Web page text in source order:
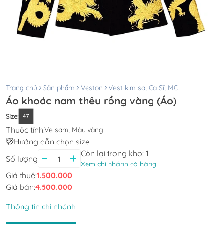
Trang chủ Sản phẩm Veston Vest kim sa, Ca Sĩ, MC
Áo khoác nam thêu rồng vàng (Áo)
Size: 47
Thuộc tính:Ve sam, Màu vàng
Hướng dẫn chọn size
Số lượng
Còn lại trong kho: 1
Xem chi nhánh có hàng
Giá thuê:1.500.000
Giá bán:4.500.000
Thông tin chi nhánh